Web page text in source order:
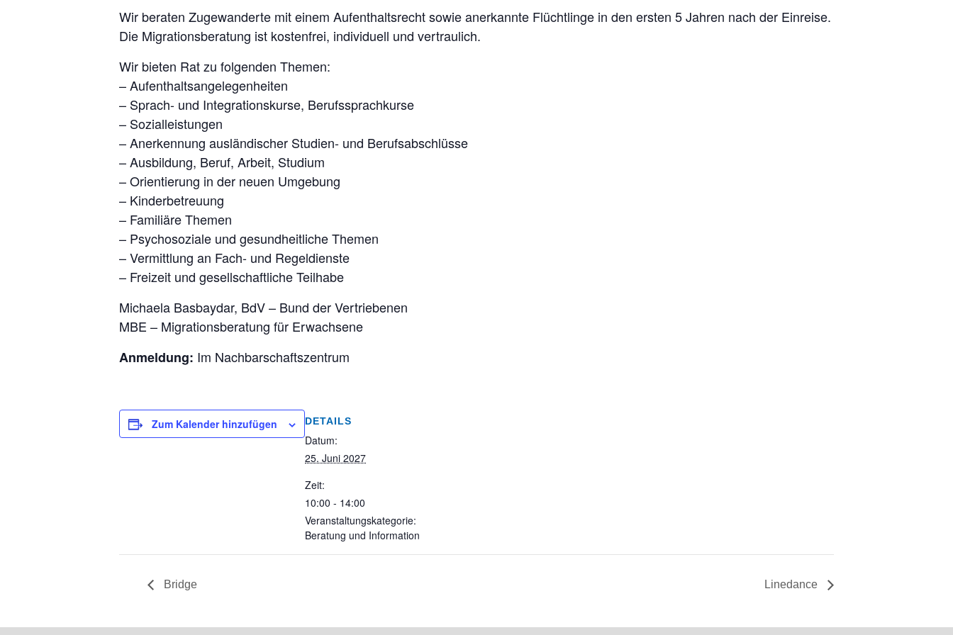
Wir beraten Zugewanderte mit einem Aufenthaltsrecht sowie anerkannte Flüchtlinge in den ersten 5 Jahren nach der Einreise.
Die Migrationsberatung ist kostenfrei, individuell und vertraulich.
Wir bieten Rat zu folgenden Themen:
– Aufenthaltsangelegenheiten
– Sprach- und Integrationskurse, Berufssprachkurse
– Sozialleistungen
– Anerkennung ausländischer Studien- und Berufsabschlüsse
– Ausbildung, Beruf, Arbeit, Studium
– Orientierung in der neuen Umgebung
– Kinderbetreuung
– Familiäre Themen
– Psychosoziale und gesundheitliche Themen
– Vermittlung an Fach- und Regeldienste
– Freizeit und gesellschaftliche Teilhabe
Michaela Basbaydar, BdV – Bund der Vertriebenen
MBE – Migrationsberatung für Erwachsene
Anmeldung: Im Nachbarschaftszentrum
Zum Kalender hinzufügen DETAILS
Datum:
25. Juni 2027
Zeit:
10:00 - 14:00
Veranstaltungskategorie:
Beratung und Information
Bridge Linedance